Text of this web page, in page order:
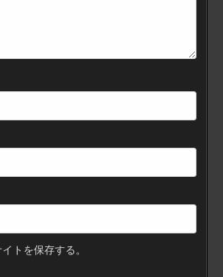
トを保存する。